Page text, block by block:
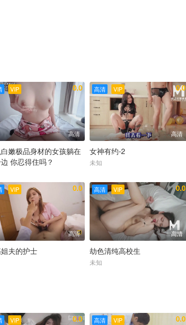
VIP 0.0
高清
嫩极品身材的女孩躺在
你忍得住吗？
VIP
高清 0.0
高清
女神有约-2
未知
VIP 0.0
高清
夫的护士
VIP
高清 0.0
高清
劫色清纯高校生
未知
VIP 0.0 VIP
高清 0.0